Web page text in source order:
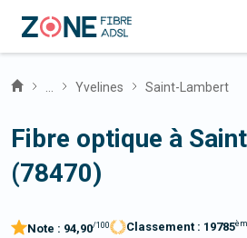
Yvelines Saint-Lambert
Fibre optique à
(78470)
Note : 94,90/100 Classement : 19785